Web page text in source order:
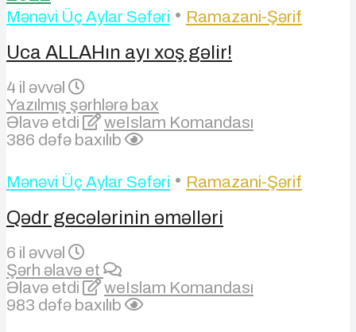
Mənəvi Üç Aylar Səfəri • Ramazani-Şərif
Uca ALLAHın ayı xoş gəlir!
4 il əvvəl
Yazılmış şərhlərə bax
Əlavə etdi
weIslam Komandası
386 dəfə baxılıb
Mənəvi Üç Aylar Səfəri • Ramazani-Şərif
Qədr gecələrinin əməlləri
6 il əvvəl
Şərh əlavə et
Əlavə etdi
weIslam Komandası
983 dəfə baxılıb